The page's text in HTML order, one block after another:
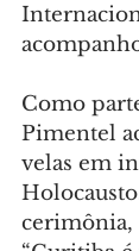
Como
Pimentel
velas em
cerimônia,